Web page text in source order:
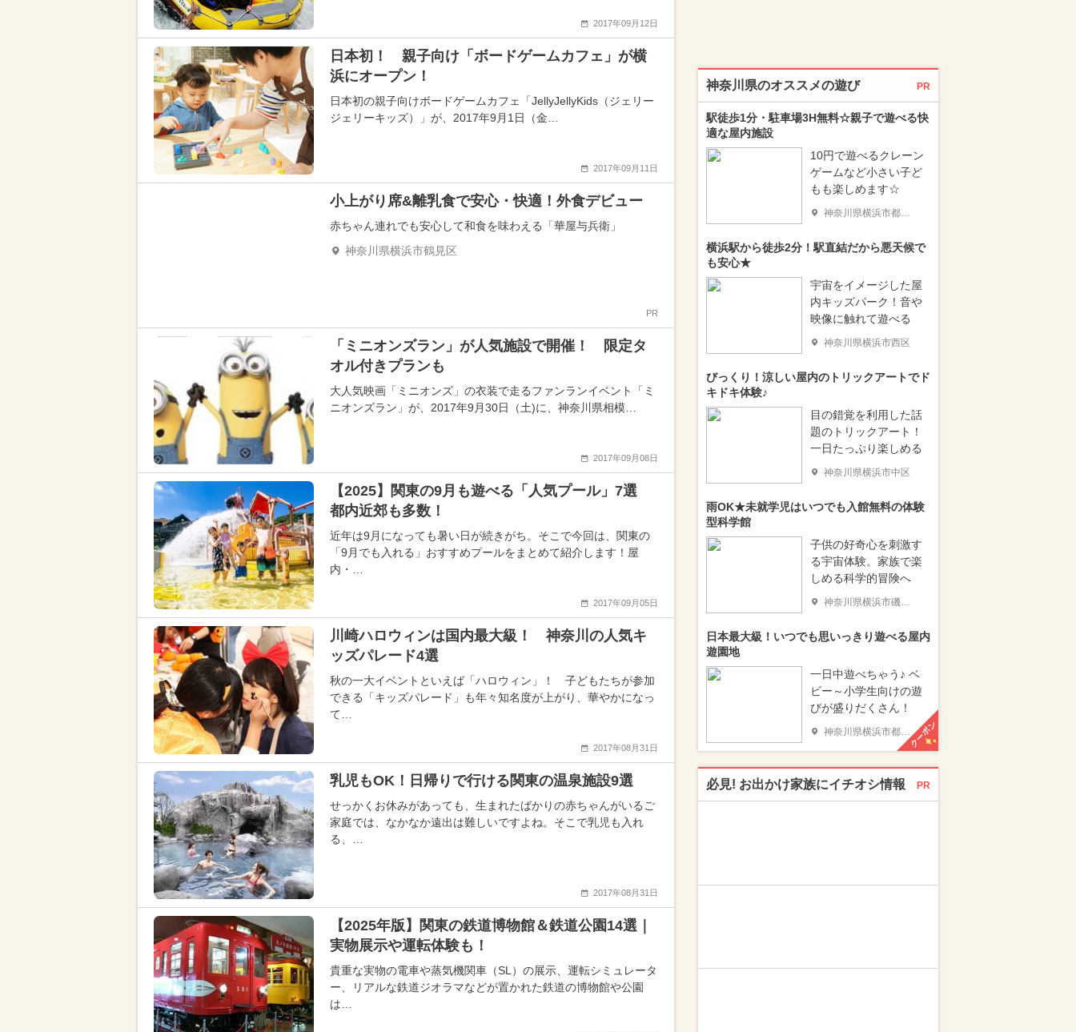
2017年09月12日
日本初！ 親子向け「ボードゲームカフェ」が横
浜にオープン！
日本初の親子向けボードゲームカフェ「JellyJellyKids（ジェリー
ジェリーキッズ）」が、2017年9月1日（金…
2017年09月11日
小上がり席&離乳食で安心・快適！外食デビュー
赤ちゃん連れでも安心して和食を味わえる「華屋与兵衛」
神奈川県横浜市鶴見区
PR
「ミニオンズラン」が人気施設で開催！ 限定タ
オル付きプランも
大人気映画「ミニオンズ」の衣装で走るファンランイベント「ミ
ニオンズラン」が、2017年9月30日（土)に、神奈川県相模…
2017年09月08日
【2025】関東の9月も遊べる「人気プール」7選
都内近郊も多数！
近年は9月になっても暑い日が続きがち。そこで今回は、関東の
「9月でも入れる」おすすめプールをまとめて紹介します！屋
内・…
2017年09月05日
川崎ハロウィンは国内最大級！ 神奈川の人気キ
ッズパレード4選
秋の一大イベントといえば「ハロウィン」！ 子どもたちが参加
できる「キッズパレード」も年々知名度が上がり、華やかになっ
て…
2017年08月31日
乳児もOK！日帰りで行ける関東の温泉施設9選
せっかくお休みがあっても、生まれたばかりの赤ちゃんがいるご
家庭では、なかなか遠出は難しいですよね。そこで乳児も入れ
る、…
2017年08月31日
【2025年版】関東の鉄道博物館＆鉄道公園14選｜
実物展示や運転体験も！
貴重な実物の電車や蒸気機関車（SL）の展示、運転シミュレータ
ー、リアルな鉄道ジオラマなどが置かれた鉄道の博物館や公園
は…
神奈川県のオススメの遊び PR
駅徒歩1分・駐車場3H無料☆親子で遊べる快
適な屋内施設
10円で遊べるクレーン
ゲームなど小さい子ど
もも楽しめます☆
神奈川県横浜市都筑区
横浜駅から徒歩2分！駅直結だから悪天候で
も安心★
宇宙をイメージした屋
内キッズパーク！音や
映像に触れて遊べる
神奈川県横浜市西区
びっくり！涼しい屋内のトリックアートでド
キドキ体験♪
目の錯覚を利用した話
題のトリックアート！
一日たっぷり楽しめる
神奈川県横浜市中区
雨OK★未就学児はいつでも入館無料の体験
型科学館
子供の好奇心を刺激す
る宇宙体験。家族で楽
しめる科学的冒険へ
神奈川県横浜市磯子区
日本最大級！いつでも思いっきり遊べる屋内
遊園地
一日中遊べちゃう♪ ベ
ビー～小学生向けの遊
びが盛りだくさん！
神奈川県横浜市都筑区 クーポン
必見! お出かけ家族にイチオシ情報 PR